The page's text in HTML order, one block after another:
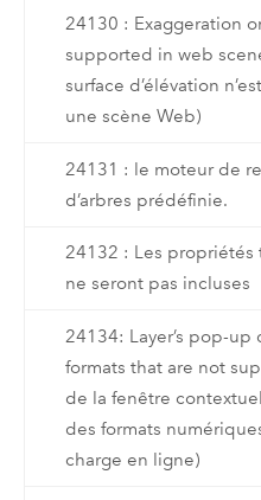
24130 : Exaggeration
supported in web
surface d’élévation
une scène Web)
24131 : le moteur de
d’arbres prédéfinie.
24132 : Les propriétés
ne seront pas incluses
24134: Layer’s pop-
formats that are not
de la fenêtre
des formats
charge en ligne)